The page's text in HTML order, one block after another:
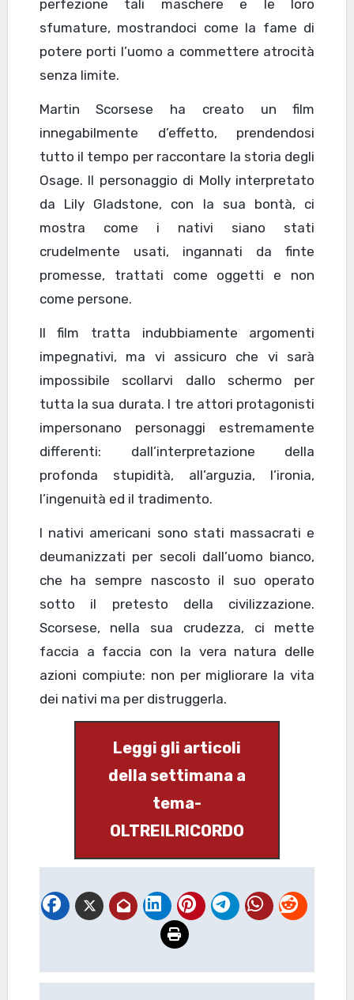
perfezione tali maschere e le loro
sfumature, mostrandoci come la fame di
potere porti l’uomo a commettere atrocità
senza limite.
Martin Scorsese ha creato un film
innegabilmente d’effetto, prendendosi
tutto il tempo per raccontare la storia degli
Osage. Il personaggio di Molly interpretato
da Lily Gladstone, con la sua bontà, ci
mostra come i nativi siano stati
crudelmente usati, ingannati da finte
promesse, trattati come oggetti e non
come persone.
Il film tratta indubbiamente argomenti
impegnativi, ma vi assicuro che vi sarà
impossibile scollarvi dallo schermo per
tutta la sua durata. I tre attori protagonisti
impersonano personaggi estremamente
differenti: dall’interpretazione della
profonda stupidità, all’arguzia, l’ironia,
l’ingenuità ed il tradimento.
I nativi americani sono stati massacrati e
deumanizzati per secoli dall’uomo bianco,
che ha sempre nascosto il suo operato
sotto il pretesto della civilizzazione.
Scorsese, nella sua crudezza, ci mette
faccia a faccia con la vera natura delle
azioni compiute: non per migliorare la vita
dei nativi ma per distruggerla.
Leggi gli articoli
della settimana a
tema-
OLTREILRICORDO